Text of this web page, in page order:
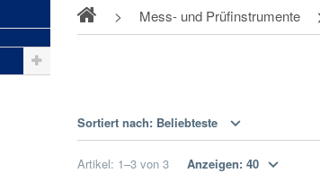
Mess- und Prüfinstrumente
Sortiert nach: Beliebteste
Artikel: 1–3von 3 Anzeigen: 40